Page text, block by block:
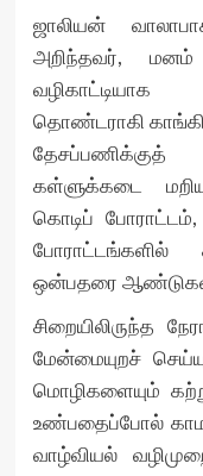
ஜாலியன்
அறிந்தவர்,
வழிகாட்டியாக
தொண்டராகி
கள்ளுக்கடை
கொடிப்
ஒன்பதரை ஆண்டுகள்
சிறையிலிருந்த
மேன்மையுறச்
மொழிகளையும்
உண்பதைப்போல்
வாழ்வியல்